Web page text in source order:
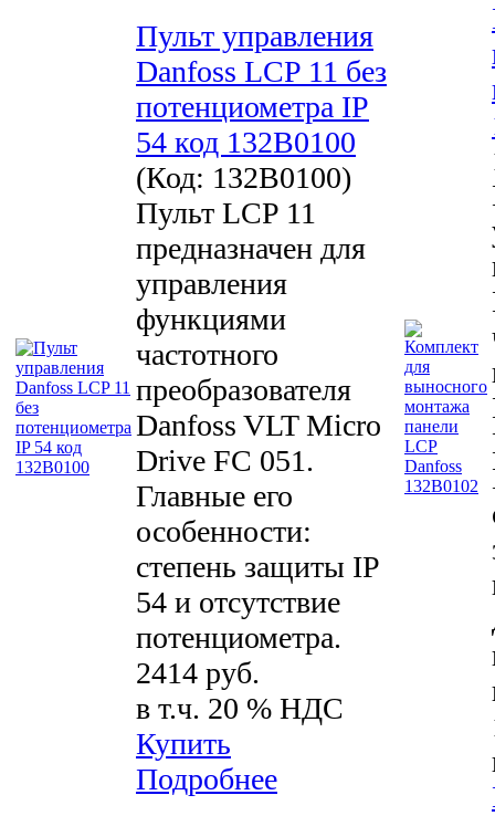
Пульт управления
Danfoss LCP 11 без
потенциометра IP
54 код 132B0100
(Код: 132B0100)
Пульт LCP 11
предназначен для
управления
функциями
частотного
преобразователя
Danfoss VLT Micro
Drive FC 051.
Главные его
особенности:
степень защиты IP
54 и отсутствие
потенциометра.
2414 руб.
в т.ч. 20 % НДС
Купить
Подробнее